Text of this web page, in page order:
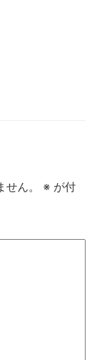
ん。 ※ が付